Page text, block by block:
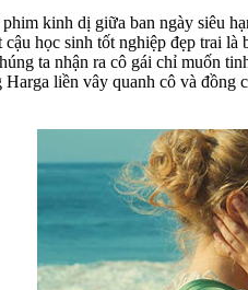
kinh dị giữa ban ngày siêu
học sinh tốt nghiệp đẹp trai
ta nhận ra cô gái chỉ muốn
liền vây quanh cô và